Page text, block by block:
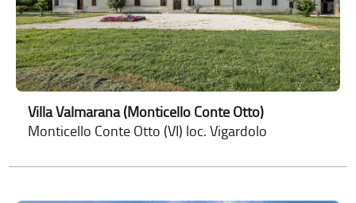
Villa Valmarana (Monticello Conte Otto)
Monticello Conte Otto (VI) loc. Vigardolo